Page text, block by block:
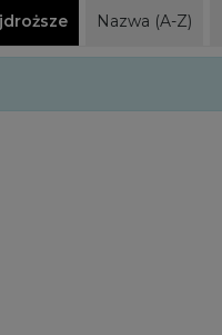
Nazwa (A-Z)